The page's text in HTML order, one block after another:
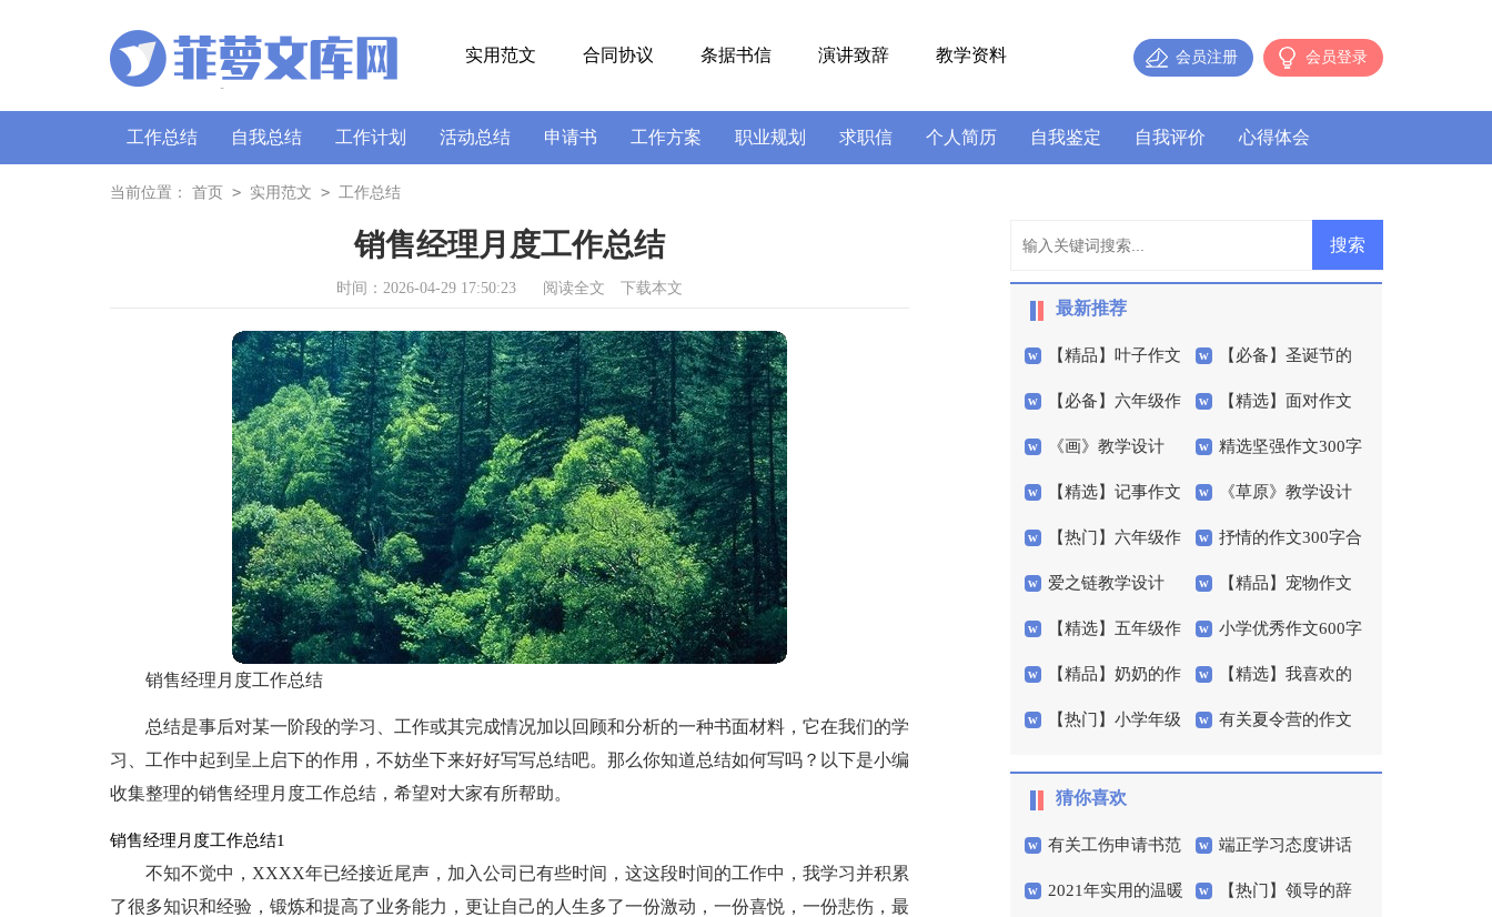
实用范文 合同协议 条据书信 演讲致辞 教学资料 会员登录
会员注册
工作总结 自我总结 工作计划 活动总结 申请书 工作方案 职业规划 求职信 个人简历 自我鉴定 自我评价 心得体会
策划书 讲话稿 广播稿 通讯稿
当前位置： 首页 > 实用范文 > 工作总结
销售经理月度工作总结
时间：2026-04-29 17:50:23 阅读全文 下载本文
销售经理月度工作总结
总结是事后对某一阶段的学习、工作或其完成情况加以回顾和分析的一种书面材料，它在我们的学
习、工作中起到呈上启下的作用，不妨坐下来好好写写总结吧。那么你知道总结如何写吗？以下是小编
收集整理的销售经理月度工作总结，希望对大家有所帮助。
销售经理月度工作总结1
不知不觉中，XXXX年已经接近尾声，加入公司已有些时间，这这段时间的工作中，我学习并积累
了很多知识和经验，锻炼和提高了业务能力，更让自己的人生多了一份激动，一份喜悦，一份悲伤，最
最新推荐
【精品】叶子作文
300字集合5篇
【必备】圣诞节的
作文400字集合5篇
【必备】六年级作
文300字集合10篇
【精选】面对作文
400字4篇
《画》教学设计 精选坚强作文300字
汇编6篇
【精选】记事作文
600字集锦五篇
《草原》教学设计
15篇
【热门】六年级作
文300字汇编10篇
抒情的作文300字合
集八篇
爱之链教学设计 【精品】宠物作文
300字集合五篇
【精选】五年级作
文300字锦集5篇
小学优秀作文600字
4篇
【精品】奶奶的作
文400字三篇
【精选】我喜欢的
运动作文300字四篇
【热门】小学年级 有关夏令营的作文
猜你喜欢
有关工伤申请书范
文六篇
端正学习态度讲话
稿
2021年实用的温暖 【热门】领导的辞